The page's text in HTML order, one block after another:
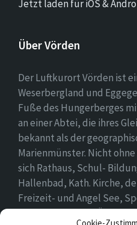
Jetzt laden für iOS &
Über Vörden
Der Luftkurort Vörden ist
Weserbergland und
Fuße des Hungerberges
an einer Abtei, die ihres
bekannt als der
Marienmünster. Nicht
sich Rathaus, Schul-
Hallenbad, Kath. Kirche,
Freizeit- und Angel See,
vieles mehr. Einen